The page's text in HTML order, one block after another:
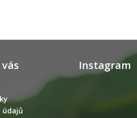
údajů
Instagram